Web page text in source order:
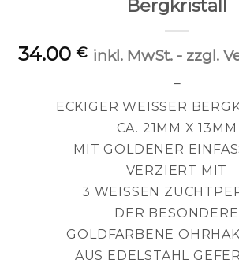
Bergkristall
34.00 € inkl. MwSt. - zzgl.
–
ECKIGER WEISSER
CA. 21MM X 13MM
MIT GOLDENER
VERZIERT MIT
3 WEISSEN
DER BESONDERE
GOLDFARBENE
AUS EDELSTAHL